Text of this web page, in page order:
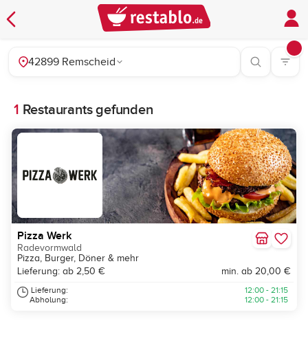
42899 Remscheid
1 Restaurants gefunden
Pizza Werk
Radevormwald
Pizza, Burger, Döner & mehr
Lieferung: ab 2,50 €
min. ab 20,00 €
Lieferung:
Abholung:
12:00 - 21:15
12:00 - 21:15